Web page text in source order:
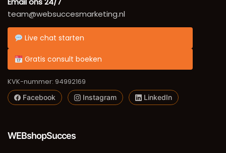
team@websuccesmarketing.nl
Live chat starten
Gratis consult boeken
KVK-nummer: 94992169
Facebook Instagram LinkedIn
WEBshopSucces